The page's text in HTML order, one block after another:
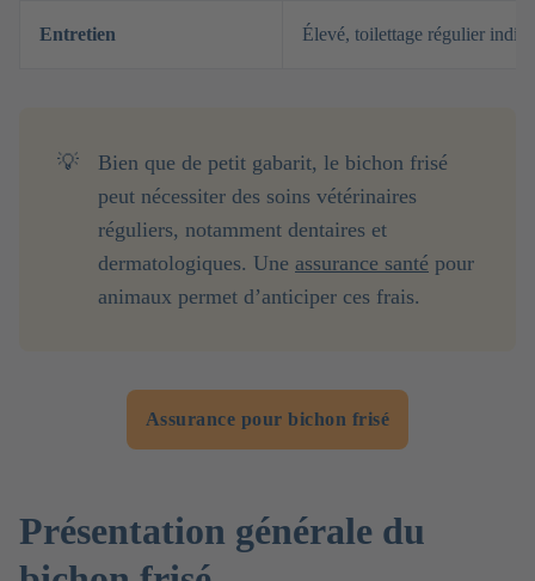
Entretien Élevé, toilettage régulier
💡
Bien que de petit gabarit, le bichon frisé
peut nécessiter des soins vétérinaires
réguliers, notamment dentaires et
dermatologiques. Une assurance santé pour
animaux permet d’anticiper ces frais.
Assurance pour bichon frisé
Présentation générale du